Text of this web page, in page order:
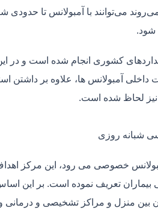
می‌توانند با آمبولانس تا
شود.
کشوری انجام شده است و در
داخلی آمبولانس ها، علاوه بر داشتن
نیز لحاظ شده است.
شبانه روزی
خصوصی می رود، این مرکز
بیماران تعریف نموده است. بر این
بین منزل و مراکز تشخیصی و